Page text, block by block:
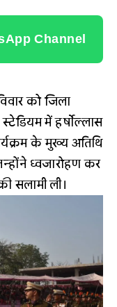
Channel
को जिला
में हर्षोल्लास
के मुख्य अतिथि
ध्वजारोहण कर
सलामी ली।